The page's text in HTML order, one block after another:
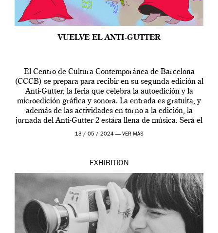
VUELVE EL ANTI-GUTTER
El Centro de Cultura Contemporánea de Barcelona
(CCCB) se prepara para recibir en su segunda edición al
Anti-Gutter, la feria que celebra la autoedición y la
microedición gráfica y sonora. La entrada es gratuita, y
además de las actividades en torno a la edición, la
jornada del Anti-Gutter 2 estára llena de música. Será el
[…]
13 / 05 / 2024 — VER MÁS
EXHIBITION